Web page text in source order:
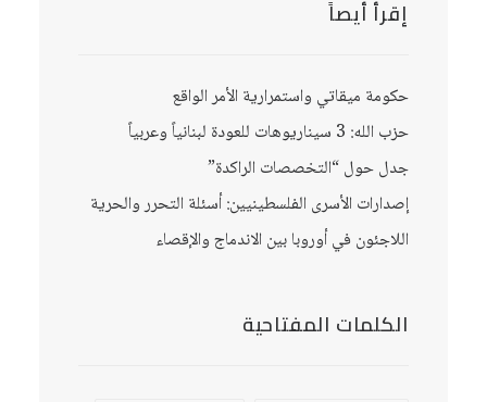
إقرأ أيصاً
حكومة ميقاتي واستمرارية الأمر الواقع
حزب الله: 3 سيناريوهات للعودة لبنانياً وعربياً
جدل حول “التخصصات الراكدة”
إصدارات الأسرى الفلسطينيين: أسئلة التحرر والحرية
اللاجئون في أوروبا بين الاندماج والإقصاء
الكلمات المفتاحية